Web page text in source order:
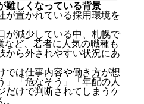
難しくなっている背景
が置かれている採用環境を
が減少している中、札幌で
など、若者に人気の職種も
から外されやすい状況にあ
では仕事内容や働き方が想
」「危なそう」「年配の人
だけで判断されてしまうケ